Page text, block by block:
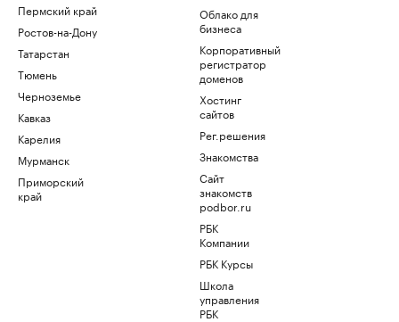
Пермский край
Ростов-на-Дону
Татарстан
Тюмень
Черноземье
Кавказ
Карелия
Мурманск
Приморский
край
Облако для
бизнеса
Корпоративный
регистратор
доменов
Хостинг
сайтов
Рег.решения
Знакомства
Сайт
знакомств
podbor.ru
РБК
Компании
РБК Курсы
Школа
управления
РБК